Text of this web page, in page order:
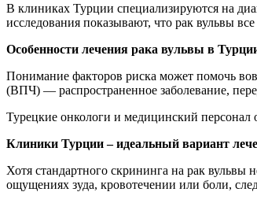
В клиниках Турции специализируются на
исследования показывают, что рак вульвы
Особенности лечения рака вульвы в
Понимание факторов риска может помочь
(ВПЧ) — распространенное заболевание,
Турецкие онкологи и медицинский персонал
Клиники Турции – идеальный вариант
Хотя стандартного скрининга на рак
ощущениях зуда, кровотечении или боли,